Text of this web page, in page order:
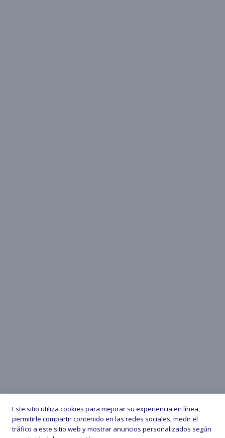
Este sitio utiliza cookies para mejorar su experiencia en línea,
permitirle compartir contenido en las redes sociales, medir el
tráfico a este sitio web y mostrar anuncios personalizados según